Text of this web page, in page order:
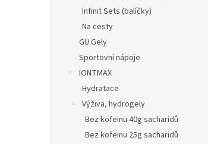
Infinit Sets (balíčky)
Na cesty
GU Gely
Sportovní nápoje
IONTMAX
Hydratace
Výživa, hydrogely
Bez kofeinu 40g sacharidů
Bez kofeinu 25g sacharidů